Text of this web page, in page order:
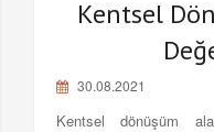
Kentsel
30.08.2021
​​​​​​​Kentsel dönüşüm